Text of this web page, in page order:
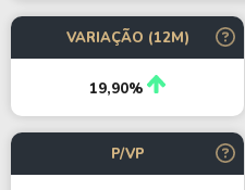
VARIAÇÃO (12M)
19,90%
P/VP